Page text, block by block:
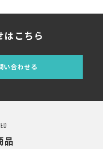
はこちら
い合わせる
品